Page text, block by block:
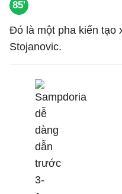
85'
Đó là một pha kiến tạo
Stojanovic.